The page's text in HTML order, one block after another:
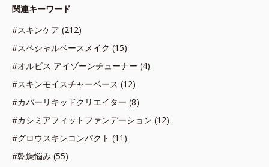
関連キーワード
#スキンケア (212)
#スペシャルベースメイク (15)
#オルビス アイゾーンチューナー (4)
#スキンモイスチャーベース (12)
#カバーリキッドクリエイター (8)
#カシミアフィットファンデーション (12)
#グロウスキンコンパクト (11)
#乾燥悩み (55)